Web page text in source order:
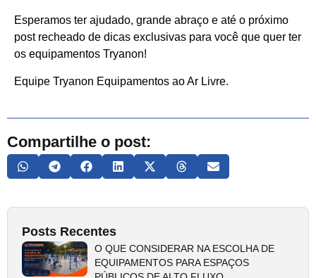
Esperamos ter ajudado, grande abraço e até o próximo
post recheado de dicas exclusivas para você que quer ter
os equipamentos Tryanon!
Equipe Tryanon Equipamentos ao Ar Livre.
Compartilhe o post:
Posts Recentes
O QUE CONSIDERAR NA ESCOLHA DE
EQUIPAMENTOS PARA ESPAÇOS